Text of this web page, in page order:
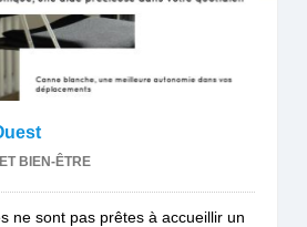
BIEN-ÊTRE
ne sont pas prêtes à accueillir un